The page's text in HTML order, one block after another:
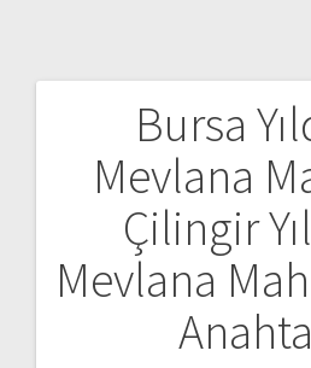
Bursa
Mevlana
Çilingir
Mevlana